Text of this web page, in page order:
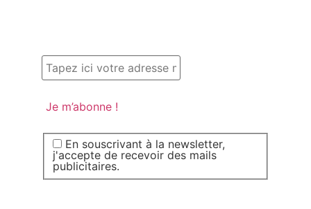
En souscrivant à la newsletter,
j'accepte de recevoir des mails
publicitaires.